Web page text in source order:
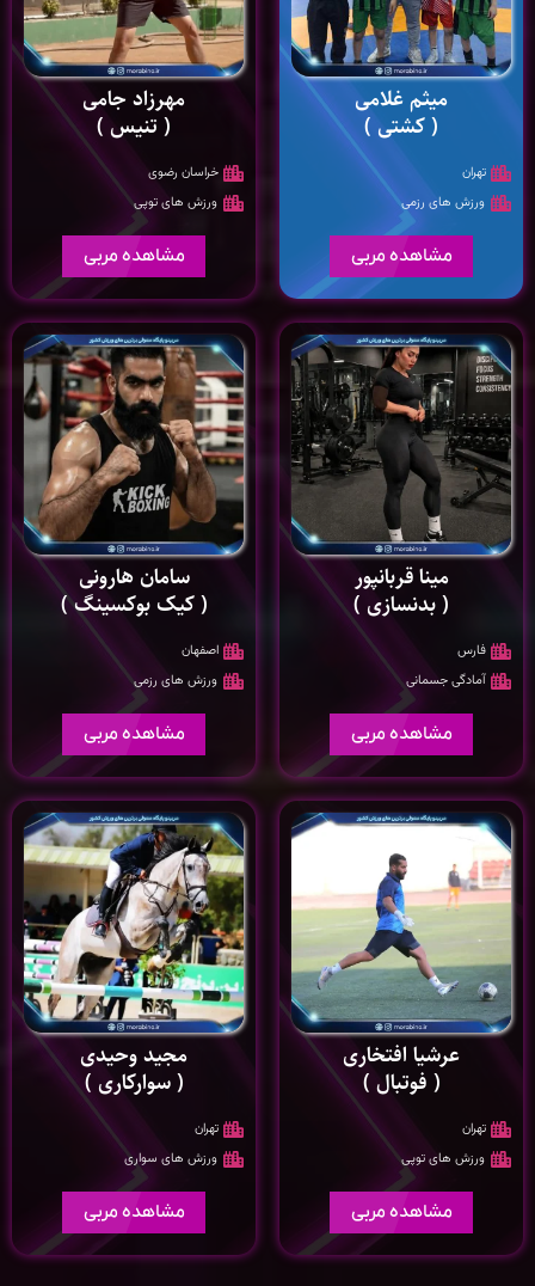
میثم غلامی
( کشتی )
تهران
ورزش های رزمی
مشاهده مربی
مهرزاد جامی
( تنیس )
خراسان رضوی
ورزش های توپی
مشاهده مربی
مینا قربانپور
( بدنسازی )
فارس
آمادگی جسمانی
مشاهده مربی
سامان هارونی
( کیک بوکسینگ )
اصفهان
ورزش های رزمی
مشاهده مربی
عرشیا افتخاری
( فوتبال )
تهران
ورزش های توپی
مشاهده مربی
مجید وحیدی
( سوارکاری )
تهران
ورزش های سواری
مشاهده مربی